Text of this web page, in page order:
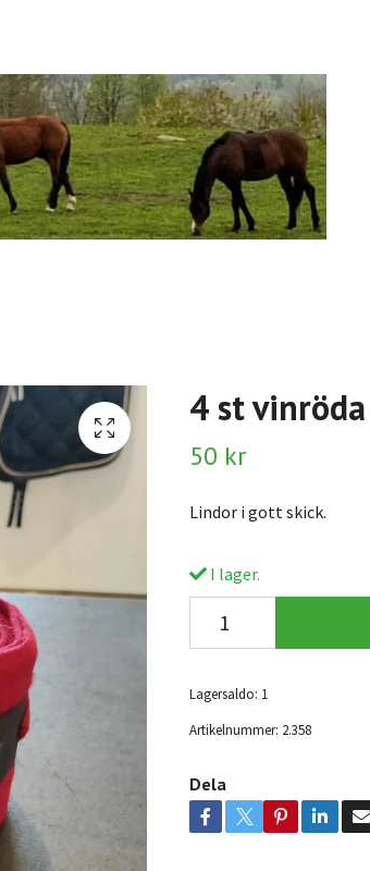
4 st
50 kr
Lindor i gott skick.
I lager.
Lagersaldo: 1
Artikelnummer: 2.358
Dela